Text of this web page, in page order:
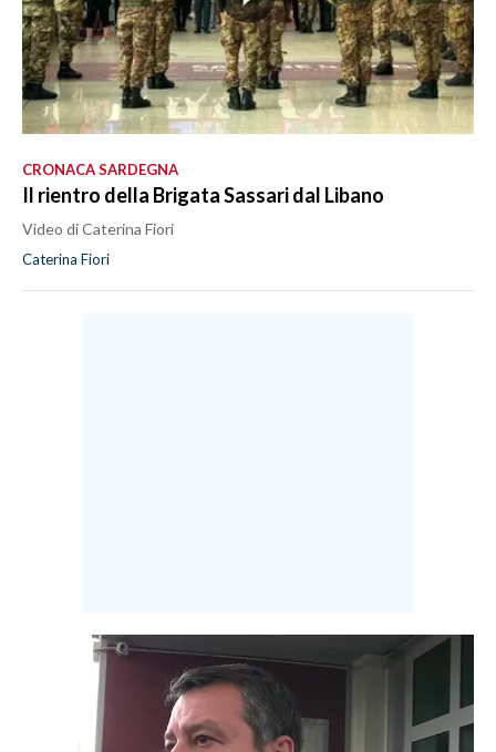
CRONACA SARDEGNA
Il rientro della Brigata Sassari dal Libano
Video di Caterina Fiori
Caterina Fiori